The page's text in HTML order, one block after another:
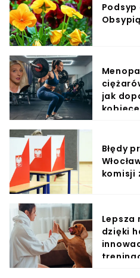
jak
Błędy
komisji
Lepsza
dzięki